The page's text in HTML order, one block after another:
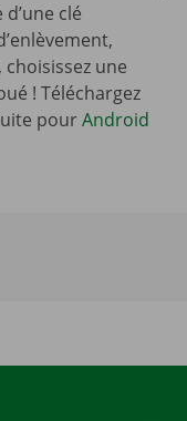
clé
une
! Téléchargez
pourAndroid